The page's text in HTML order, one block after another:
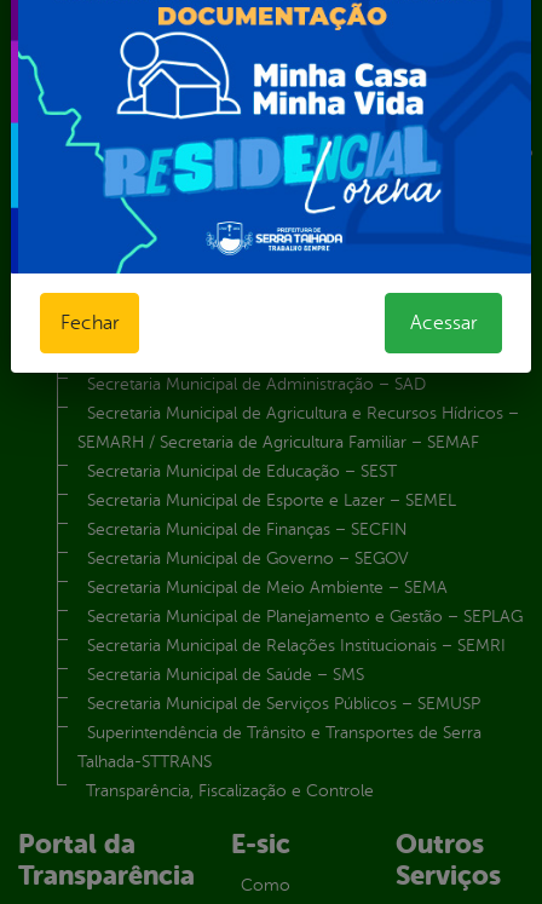
Comando da Guarda Municipal-CGM
Diretoria da Defesa Civil
FUNDAÇÃO CULTURAL DE SERRA TALHADA
Gabinete da Prefeita
Gabinete do Vice-Prefeito
Instituto de Previdência Própria dos Servidores Públicos do
Município de Serra Talhada-IPPS
Obras e Infraestrutura
Procuradoria Geral do Município
Secretaria de Comunicação Social e Audiovisual
Secretaria de Desenvolvimento Econômico e Turismo
Secretaria de Iluminação Pública e Energia Elétrica
Secretaria Municipal da Mulher – SEMU
Secretaria Municipal de Administração – SAD
Secretaria Municipal de Agricultura e Recursos Hídricos –
SEMARH / Secretaria de Agricultura Familiar – SEMAF
Secretaria Municipal de Educação – SEST
Secretaria Municipal de Esporte e Lazer – SEMEL
Secretaria Municipal de Finanças – SECFIN
Secretaria Municipal de Governo – SEGOV
Secretaria Municipal de Meio Ambiente – SEMA
Secretaria Municipal de Planejamento e Gestão – SEPLAG
Secretaria Municipal de Relações Institucionais – SEMRI
Secretaria Municipal de Saúde – SMS
Secretaria Municipal de Serviços Públicos – SEMUSP
Superintendência de Trânsito e Transportes de Serra
Talhada-STTRANS
Transparência, Fiscalização e Controle
Portal da
Transparência
E-sic
Como
Outros
Serviços
Fechar Acessar